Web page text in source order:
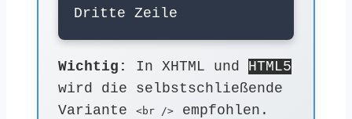
Dritte Zeile
Wichtig: In XHTML und HTML5
wird die selbstschließende
Variante
<br /> empfohlen.